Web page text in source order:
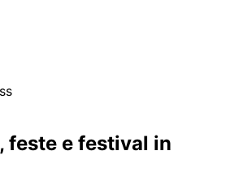
feste e festival in